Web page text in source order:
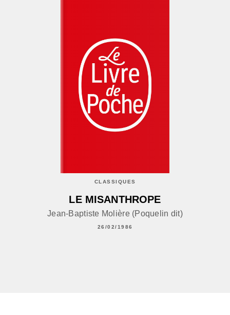
CLASSIQUES
LE MISANTHROPE
Jean-Baptiste Molière (Poquelin dit)
26/02/1986